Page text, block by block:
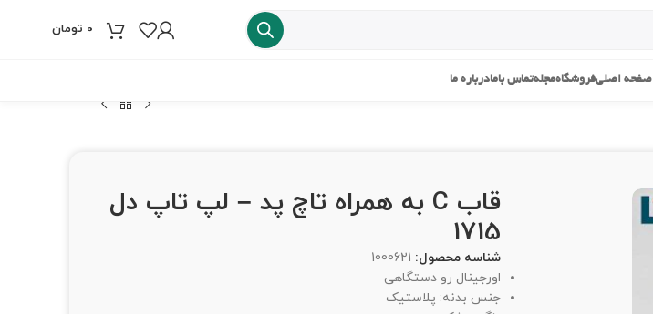
0 تومان
صفحه اصلیفروشگاهمجلهتماس بامادرباره ما
قاب C به همراه تاچ پد – لپ تاپ دل
1715
شناسه محصول: 1000621
اورجینال رو دستگاهی
جنس بدنه: پلاستیک